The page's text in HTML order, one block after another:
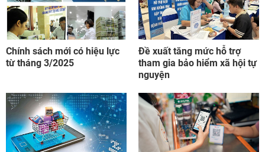
Chính sách mới có hiệu lực
từ tháng 3/2025
Đề xuất tăng mức hỗ trợ
tham gia bảo hiểm xã hội tự
nguyện